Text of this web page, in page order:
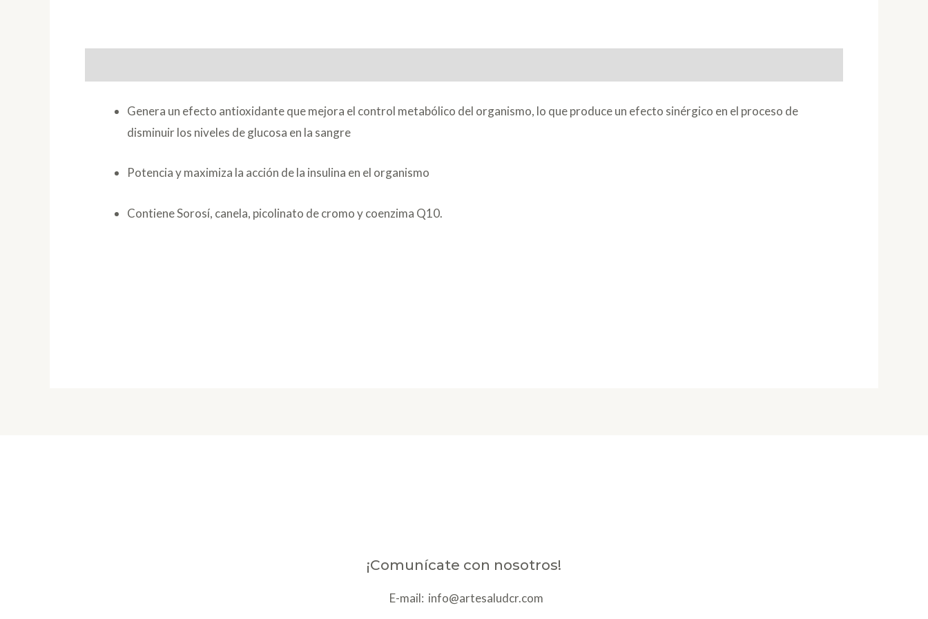
Genera un efecto antioxidante que mejora el control metabólico del organismo, lo que produce un efecto sinérgico en el proceso de
disminuir los niveles de glucosa en la sangre
Potencia y maximiza la acción de la insulina en el organismo
Contiene Sorosí, canela, picolinato de cromo y coenzima Q10.
¡Comunícate con nosotros!
E-mail: info@artesaludcr.com